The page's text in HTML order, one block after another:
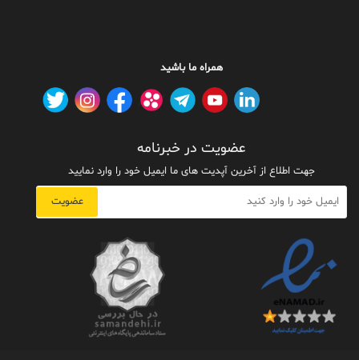
همراه ما باشید
عضویت در خبرنامه
جهت اطلاع از آخرین آپدیت های ما ایمیل خود را وارد نمایید
عضویت